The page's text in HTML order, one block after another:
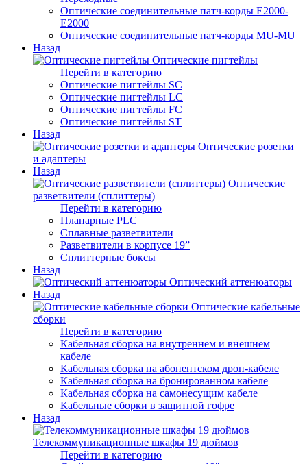
Оптические соединительные патч-корды E2000-
E2000
Оптические соединительные патч-корды MU-MU
Назад
Оптические пигтейлы
Перейти в категорию
Оптические пигтейлы SC
Оптические пигтейлы LC
Оптические пигтейлы FC
Оптические пигтейлы ST
Назад
Оптические розетки
и адаптеры
Назад
Оптические
разветвители (сплиттеры)
Перейти в категорию
Планарные PLC
Сплавные разветвители
Разветвители в корпусе 19”
Сплиттерные боксы
Назад
Оптический аттенюаторы
Назад
Оптические кабельные
сборки
Перейти в категорию
Кабельная сборка на внутреннем и внешнем
кабеле
Кабельная сборка на абонентском дроп-кабеле
Кабельная сборка на бронированном кабеле
Кабельная сборка на самонесущим кабеле
Кабельные сборки в защитной гофре
Назад
Телекоммуникационные шкафы 19 дюймов
Перейти в категорию